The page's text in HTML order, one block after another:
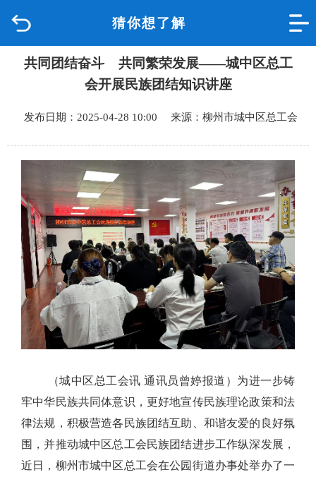
猜你想了解
品质城中
政府信息公开
网上办事
互动回应
数据专题
共同团结奋斗 共同繁荣发展——城中区总工
会开展民族团结知识讲座
发布日期：2025-04-28 10:00 来源：柳州市城中区总工会
（城中区总工会讯 通讯员曾婷报道）为进一步铸
牢中华民族共同体意识，更好地宣传民族理论政策和法
律法规，积极营造各民族团结互助、和谐友爱的良好氛
围，并推动城中区总工会民族团结进步工作纵深发展，
近日，柳州市城中区总工会在公园街道办事处举办了一